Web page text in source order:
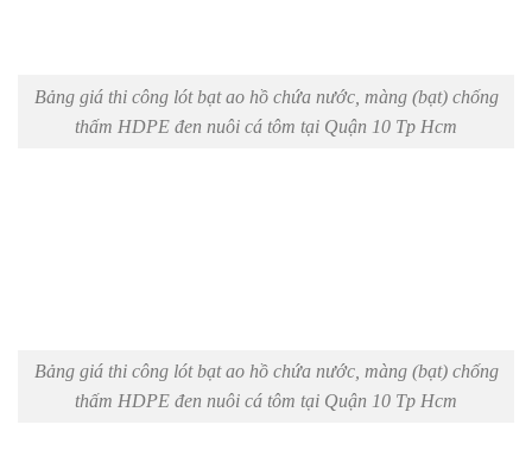
Bảng giá thi công lót bạt ao hồ chứa nước, màng (bạt) chống
thấm HDPE đen nuôi cá tôm tại Quận 10 Tp Hcm
Bảng giá thi công lót bạt ao hồ chứa nước, màng (bạt) chống
thấm HDPE đen nuôi cá tôm tại Quận 10 Tp Hcm